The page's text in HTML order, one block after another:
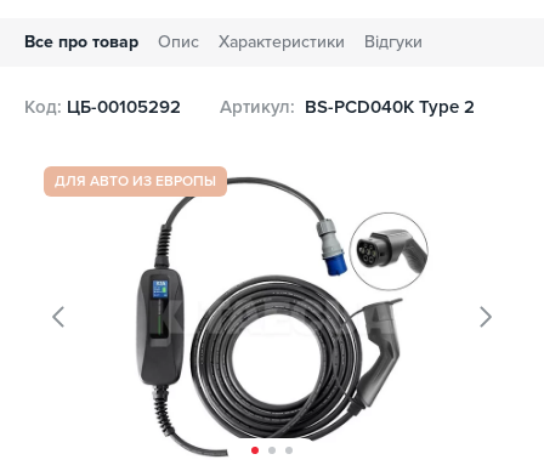
Все про товар Опис Характеристики Відгуки
Код: ЦБ-00105292 Артикул: BS-PCD040K Type 2
ДЛЯ АВТО ИЗ ЕВРОПЫ